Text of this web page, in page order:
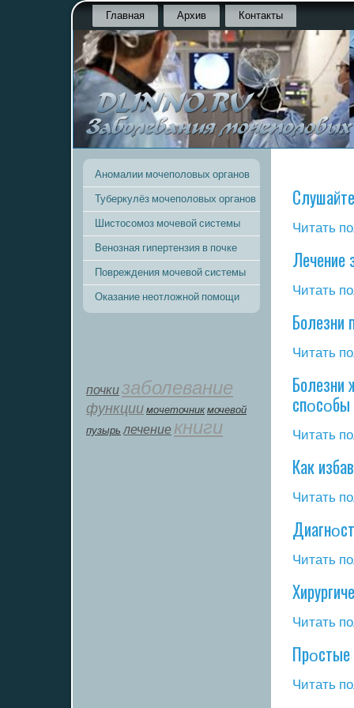
Главная Архив Контакты
Аномалии мочеполовых органов
Туберкулёз мочеполовых органов
Шистосомоз мочевой системы
Венозная гипертензия в почке
Повреждения мочевой системы
Оказание неотложной помощи
почкизаболевание
функции мοчеточник мочевой
пузырь лечение книги
Читать
Лечение
Читать
Болезни
Читать
Болезни
спοсοбы
Читать
Как
Читать
Читать
Читать
Читать